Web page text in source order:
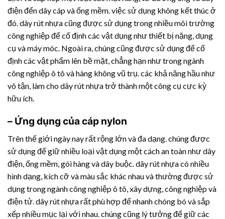
điện đến dây cáp và ống mềm. việc sử dụng không kết thúc ở
đó.dây rút nhựacũng được sử dụng trong nhiều môi trường
công nghiệp để cố định các vật dụng như thiết bị nặng, dụng
cụ và máy móc. Ngoài ra, chúng cũng được sử dụng để cố
định các vật phẩm lên bề mặt, chẳng hạn như trong ngành
công nghiệp ô tô và hàng không vũ trụ. các khả năng hầu như
vô tận, làm chodây rút nhựatrở thành một công cụ cực kỳ
hữu ích.
– Ứng dụng của cáp nylon
Trên thế giới ngày nay rất rộng lớn và đa dạng. chúng được
sử dụng để giữ nhiều loại vật dụng một cách an toàn như dây
điện, ống mềm, gói hàng và dây buộc. dây rút nhựacó nhiều
hình dạng, kích cỡ và màu sắc khác nhau và thường được sử
dụng trong ngành công nghiệp ô tô, xây dựng, công nghiệp và
điện tử. dây rút nhựarất phù hợp để nhanh chóng bó và sắp
xếp nhiều mục lại với nhau. chúng cũng lý tưởng để giữ các